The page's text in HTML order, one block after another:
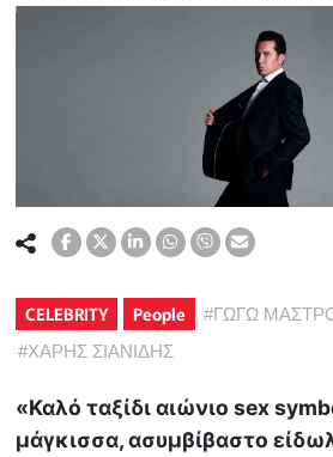
CELEBRITY People #ΓΩΓΩ
#ΧΑΡΗΣ ΣΙΑΝΙΔΗΣ
«Καλό ταξίδι αιώνιο sex
μάγκισσα, ασυμβίβαστο